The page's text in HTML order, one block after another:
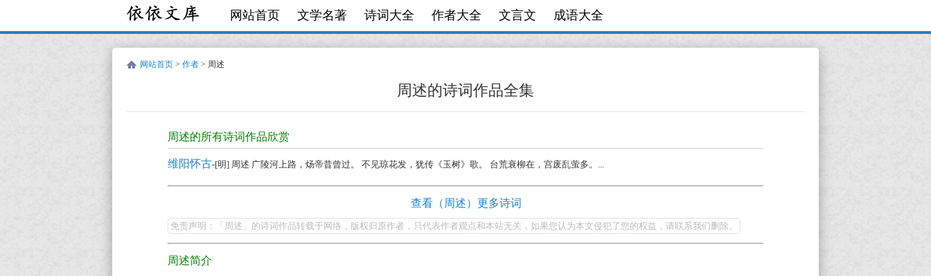
网站首页 文学名著 诗词大全 作者大全 文言文 成语大全
网站首页 > 作者 > 周述
周述的诗词作品全集
周
周述的所有诗词作品欣赏
维阳怀古-[明] 周述 广陵河上路，炀帝昔曾过。 不见琼花发，犹传《玉树》歌。 台荒衰柳在，宫废乱萤多。...
述
的
最
查看（周述）更多诗词
免责声明：「周述」的诗词作品转载于网络，版权归原作者，只代表作者观点和本站无关，如果您认为本文侵犯了您的权益，请联系我们删除。
周述简介